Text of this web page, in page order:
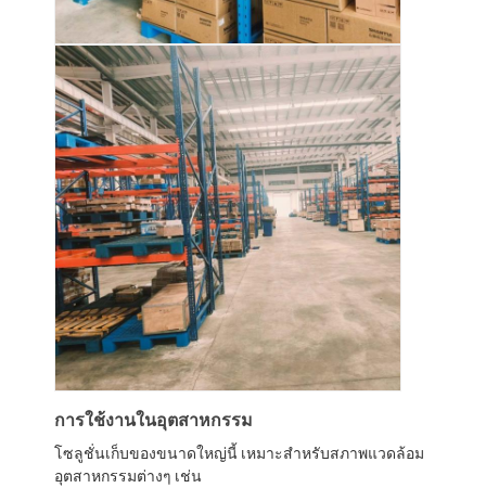
การใช้งานในอุตสาหกรรม
โซลูชั่นเก็บของขนาดใหญ่นี้ เหมาะสําหรับสภาพแวดล้อม
อุตสาหกรรมต่างๆ เช่น